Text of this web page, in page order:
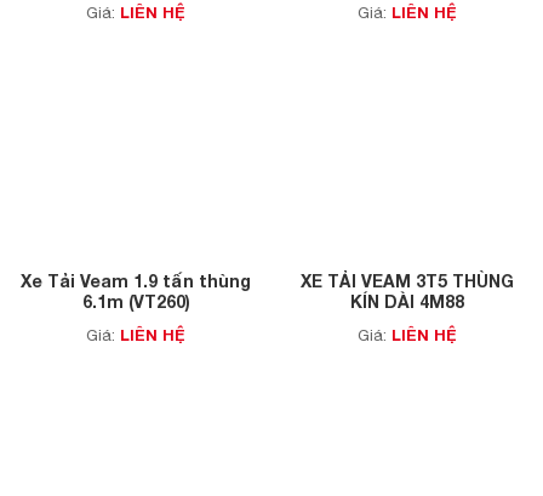
Giá: LIÊN HỆ Giá: LIÊN HỆ
Xe Tải Veam 1.9 tấn thùng
6.1m (VT260)
Giá: LIÊN HỆ
XE TẢI VEAM 3T5 THÙNG
KÍN DÀI 4M88
Giá: LIÊN HỆ